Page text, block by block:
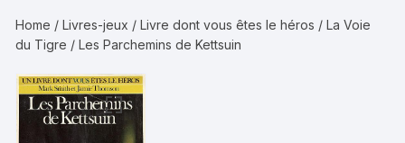
Home /Livres-jeux /Livre dont vous êtes le héros /La Voie
du Tigre / Les Parchemins de Kettsuin